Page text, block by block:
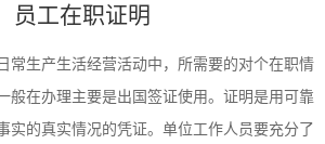
员工在职证明
常生产生活经营活动中，所需要的对个在职情
般在办理主要是出国签证使用。证明是用可靠
实的真实情况的凭证。单位工作人员要充分了